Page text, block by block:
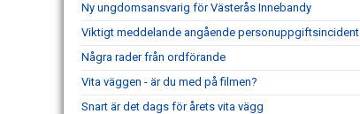
Ny ungdomsansvarig för Västerås Innebandy
Viktigt meddelande angående personuppgiftsincident
Några rader från ordförande
Vita väggen - är du med på filmen?
Snart är det dags för årets vita vägg